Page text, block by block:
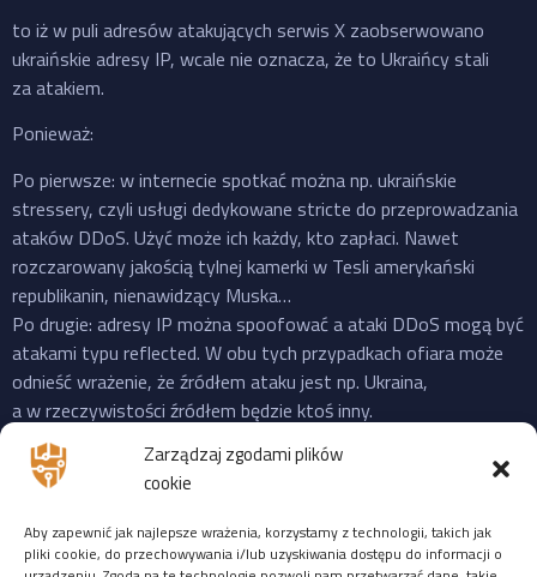
Zarządzaj zgodami plików
cookie
Aby zapewnić jak najlepsze wrażenia, korzystamy z technologii, takich jak
pliki cookie, do przechowywania i/lub uzyskiwania dostępu do informacji o
to iż w puli adresów atakujących serwis X zaobserwowano
ukraińskie adresy IP, wcale nie oznacza, że to Ukraińcy stali
za atakiem.
Ponieważ:
Po pierwsze: w internecie spotkać można np. ukraińskie
stressery, czyli usługi dedykowane stricte do przeprowadzania
ataków DDoS. Użyć może ich każdy, kto zapłaci. Nawet
rozczarowany jakością tylnej kamerki w Tesli amerykański
republikanin, nienawidzący Muska…
Po drugie: adresy IP można spoofować a ataki DDoS mogą być
atakami typu reflected. W obu tych przypadkach ofiara może
odnieść wrażenie, że źródłem ataku jest np. Ukraina,
a w rzeczywistości źródłem będzie ktoś inny.
Po trzecie: do ataku na X “przyznała się” propalestyńska grupa
o cudownej nazwie “Mroczna Burza”, która powstała jeszcze
w 2023 i ma na swoim koncie ataki na cele zarówno w US,
Izraelu czy EU. Ale podobnie jak Musk, grupy “hakerskie” też
często mijają się z prawdą, więc niekoniecznie trzeba ufać